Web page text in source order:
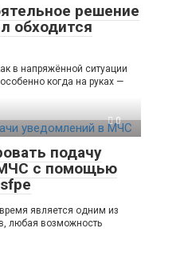
решение
обходится
в напряжённой ситуации
когда на руках —
0
подачу
с помощью
является одним из
любая возможность